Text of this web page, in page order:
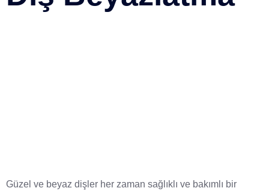
Güzel ve beyaz dişler her zaman sağlıklı ve bakımlı bir